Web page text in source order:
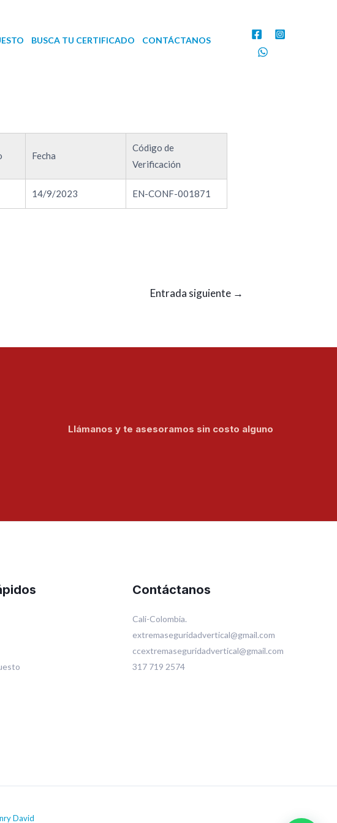
BUSCA TU CERTIFICADO
CONTÁCTANOS
Fecha
Código de
Verificación
14/9/2023 EN-CONF-001871
Entrada siguiente →
Llámanos y te asesoramos sin costo alguno
Contáctanos
Cali-Colombia.
extremaseguridadvertical@gmail.com
ccextremaseguridadvertical@gmail.com
317 719 2574
David